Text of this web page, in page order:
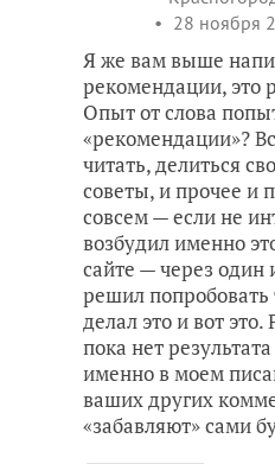
28 ноября
Я же вам выше
рекомендации, это
Опыт от слова
«рекомендации»?
читать, делиться
советы, и прочее и
совсем — если не
возбудил именно
сайте — через
решил попробовать
делал это и вот это.
пока нет
именно в моем
ваших других
«забавляют» сами